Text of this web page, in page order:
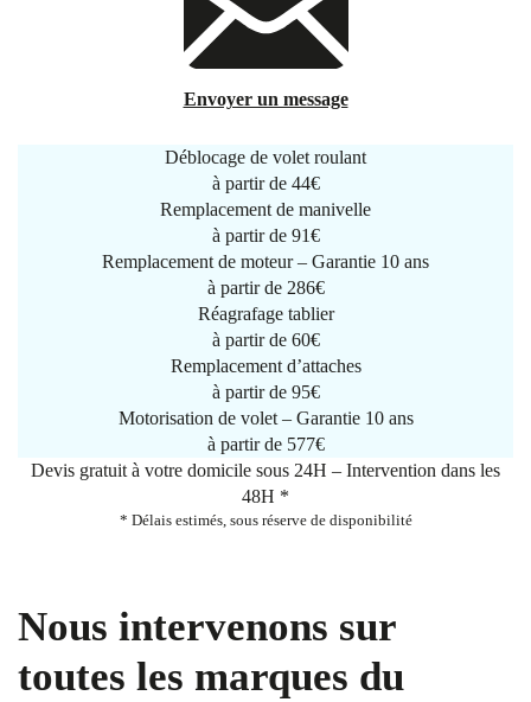
Envoyer un message
Déblocage de volet roulant
à partir de 44€
Remplacement de manivelle
à partir de 91€
Remplacement de moteur – Garantie 10 ans
à partir de 286€
Réagrafage tablier
à partir de 60€
Remplacement d’attaches
à partir de 95€
Motorisation de volet – Garantie 10 ans
à partir de 577€
Devis gratuit à votre domicile sous 24H – Intervention dans les
48H *
* Délais estimés, sous réserve de disponibilité
Nous intervenons sur
toutes les marques du